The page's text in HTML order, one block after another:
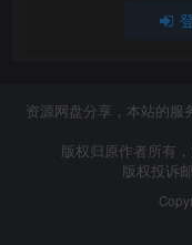
资源网盘分享，本站的服
版权归原作者所有
版权投诉